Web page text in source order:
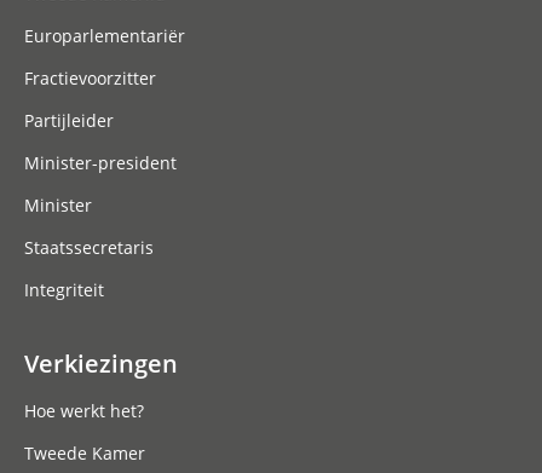
Europarlementariër
Fractievoorzitter
Partijleider
Minister-president
Minister
Staatssecretaris
Integriteit
Verkiezingen
Hoe werkt het?
Tweede Kamer